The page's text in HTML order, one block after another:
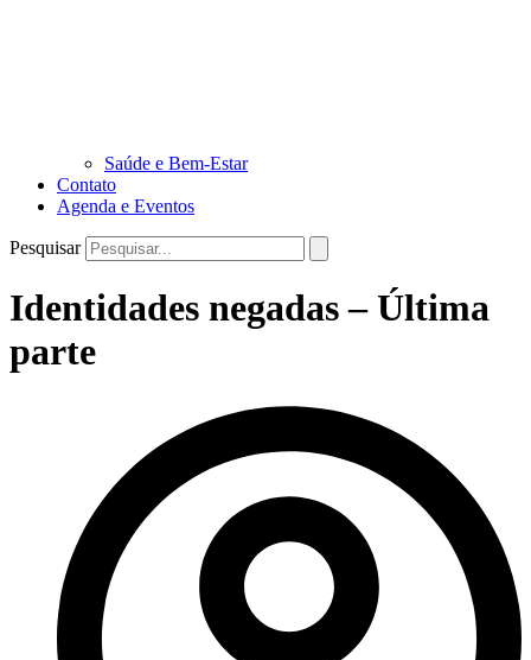
Saúde e Bem-Estar
Contato
Agenda e Eventos
Pesquisar
Identidades negadas – Última
parte